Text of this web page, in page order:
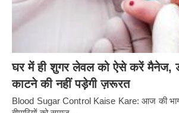
घर में ही शुगर लेवल को ऐसे करें मैनेज,
काटने की नहीं पड़ेगी ज़रूरत
Blood Sugar Control Kaise Kare: आज की